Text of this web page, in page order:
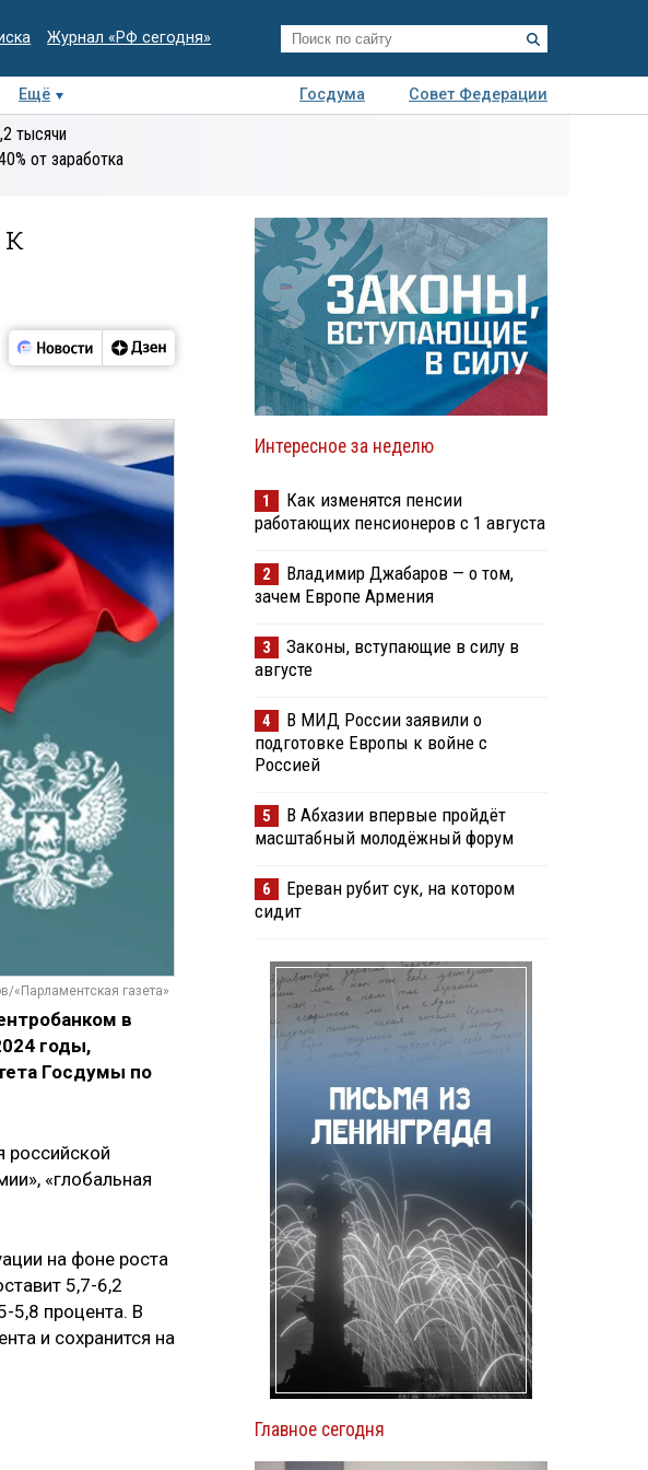
Журнал «РФ сегодня»
Ещё Госдума
Совет Федерации
тысячи
от заработка
«Парламентская газета»
в
годы,
Госдумы по
российской
«глобальная
на фоне роста
5,7-6,2
5,8 процента. В
и сохранится на
Интересное за неделю
1
Как изменятся пенсии
работающих пенсионеров с 1 августа
2
Владимир Джабаров — о том,
зачем Европе Армения
3
Законы, вступающие в силу в
августе
4
В МИД России заявили о
подготовке Европы к войне с
Россией
5
В Абхазии впервые пройдёт
масштабный молодёжный форум
6
Ереван рубит сук, на котором
сидит
Главное сегодня